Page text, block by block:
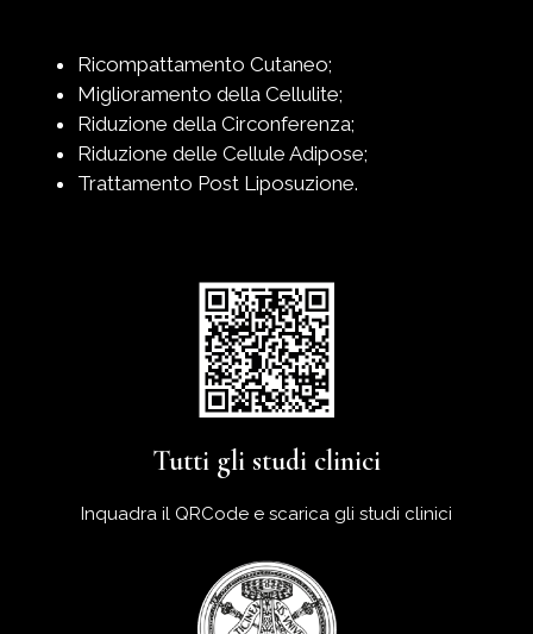
Ricompattamento Cutaneo;
Miglioramento della Cellulite;
Riduzione della Circonferenza;
Riduzione delle Cellule Adipose;
Trattamento Post Liposuzione.
Tutti gli studi clinici
Inquadra il QRCode e scarica gli studi clinici